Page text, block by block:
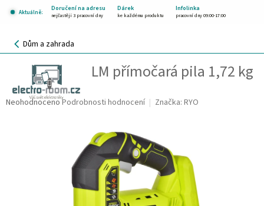
Aktuálně:
Doručení na adresu Dárek Infolinka
nejčastěji 3 pracovní dny ke každému produktu pracovní dny 09:00-17:00
NÁKUPNÍ
KOŠÍK
Dům a zahrada
Ryobi CJS180LM přímočará pila 1,72 kg
NAKRYOWYR0001
Průměrné
NeohodnocenoPodrobnosti hodnocení Značka: RYO